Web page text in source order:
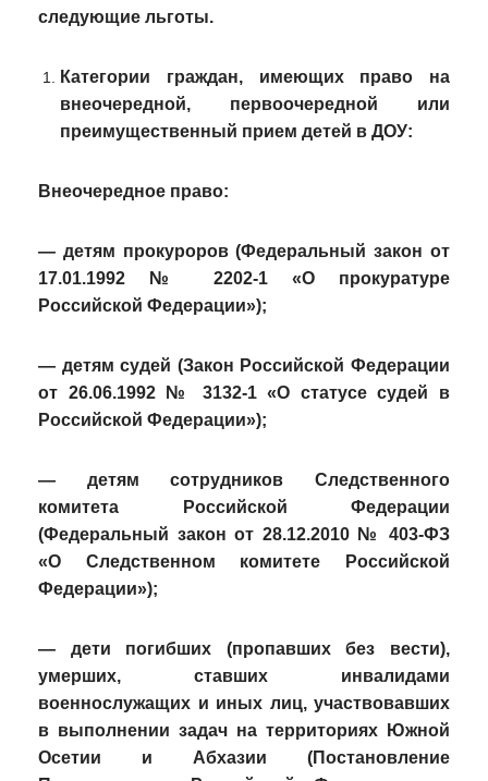
следующие льготы.
Категории граждан, имеющих право на
внеочередной, первоочередной или
преимущественный прием детей в ДОУ:
Внеочередное право:
— детям прокуроров (Федеральный закон от
17.01.1992 № 2202-1 «О прокуратуре
Российской Федерации»);
— детям судей (Закон Российской Федерации
от 26.06.1992 № 3132-1 «О статусе судей в
Российской Федерации»);
— детям сотрудников Следственного
комитета Российской Федерации
(Федеральный закон от 28.12.2010 № 403-ФЗ
«О Следственном комитете Российской
Федерации»);
— дети погибших (пропавших без вести),
умерших, ставших инвалидами
военнослужащих и иных лиц, участвовавших
в выполнении задач на территориях Южной
Осетии и Абхазии (Постановление